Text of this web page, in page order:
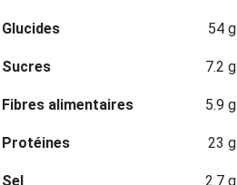
Glucides 54 g
Sucres 7.2 g
Fibres alimentaires 5.9 g
Protéines 23 g
Sel 2.7 g